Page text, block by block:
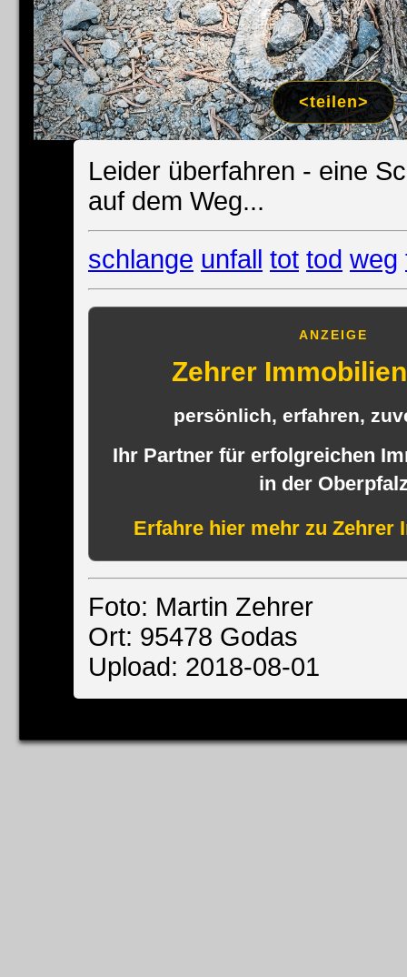
<teilen>
Leider überfahren - eine
auf dem Weg...
schlange unfall tot tod weg
ANZEIGE
Zehrer
persönlich, erfahren,
Ihr Partner für erfolgreichen
in der
Erfahre hier mehr zu Zehrer
Foto: Martin Zehrer
Ort: 95478 Godas
Upload: 2018-08-01